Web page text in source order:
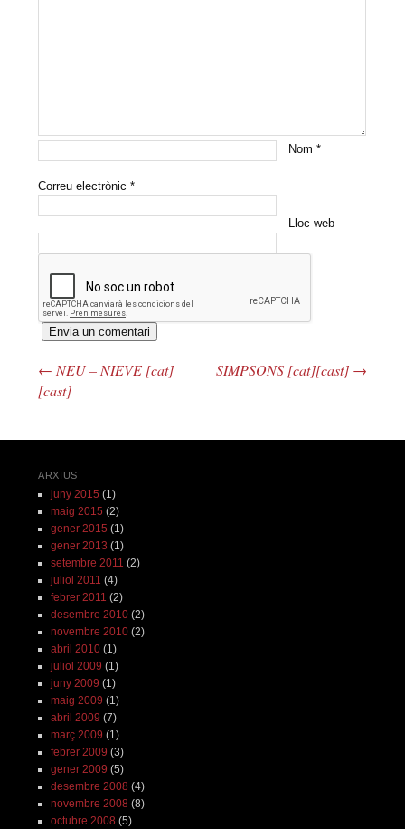
Nom*
Correu electrònic*
Lloc web
Navegació pels articles
← NEU – NIEVE [cat]
[cast]
SIMPSONS [cat][cast] →
ARXIUS
juny 2015 (1)
maig 2015 (2)
gener 2015 (1)
gener 2013 (1)
setembre 2011 (2)
juliol 2011 (4)
febrer 2011 (2)
desembre 2010(2)
novembre 2010(2)
abril 2010(1)
juliol 2009 (1)
juny 2009 (1)
maig 2009 (1)
abril 2009 (7)
març 2009 (1)
febrer 2009 (3)
gener 2009 (5)
desembre 2008 (4)
novembre 2008 (8)
octubre 2008 (5)